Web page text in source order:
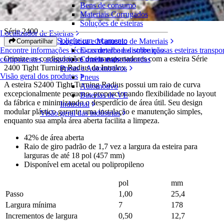
Localizador de Esteiras
Encontre informações técnicas detalhadas sobre nossas esteiras
componentes, acessórios e muito mais
Visão geral dos produtos
Bens de consumo
Materiais Corrugados
Soluções de esteiras
Logística e Manuseio de Materiais
E-commerce e distribuição
Correio e encomendas
Pneus e Automotivos
Pneus
Automotivo
Baterias de VE
Industrial
Visão geral das indústrias
Tight Turning Radius
Série 2400
Compartilhar Solicite um orçamento
Otimize as configurações dos transportadores com a esteira Série
2400 Tight Turning Radius da Intralox.
A esteira S2400 Tight Turning Radius possui um raio de curva
excepcionalmente pequeno, proporcionando flexibilidade no layout
da fábrica e minimizando o desperdício de área útil. Seu design
modular plástico garante uma instalação e manutenção simples,
enquanto sua ampla área aberta facilita a limpeza.
42% de área aberta
Raio de giro padrão de 1,7 vez a largura da esteira para
larguras de até 18 pol (457 mm)
Disponível em acetal ou polipropileno
pol
mm
Passo
1,00
25,4
Largura mínima
7
178
Incrementos de largura
0,50
12,7